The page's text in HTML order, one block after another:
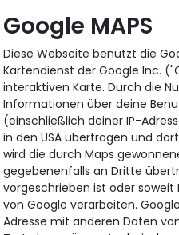
Google MAPS
Diese Webseite benutzt die
Kartendienst der Google Inc.
interaktiven Karte. Durch die
Informationen über deine
(einschließlich deiner IP-
in den USA übertragen und
wird die durch Maps
gegebenenfalls an Dritte
vorgeschrieben ist oder
von Google verarbeiten.
Adresse mit anderen Daten